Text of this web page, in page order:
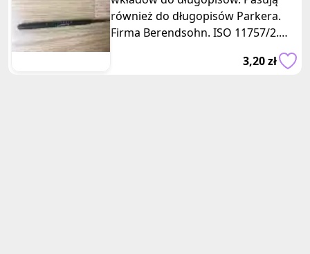
również do długopisów Parkera.
Firma Berendsohn. ISO 11757/2.
Wymiar jednego: 9,5 cm. Posiadam
3,20 zł